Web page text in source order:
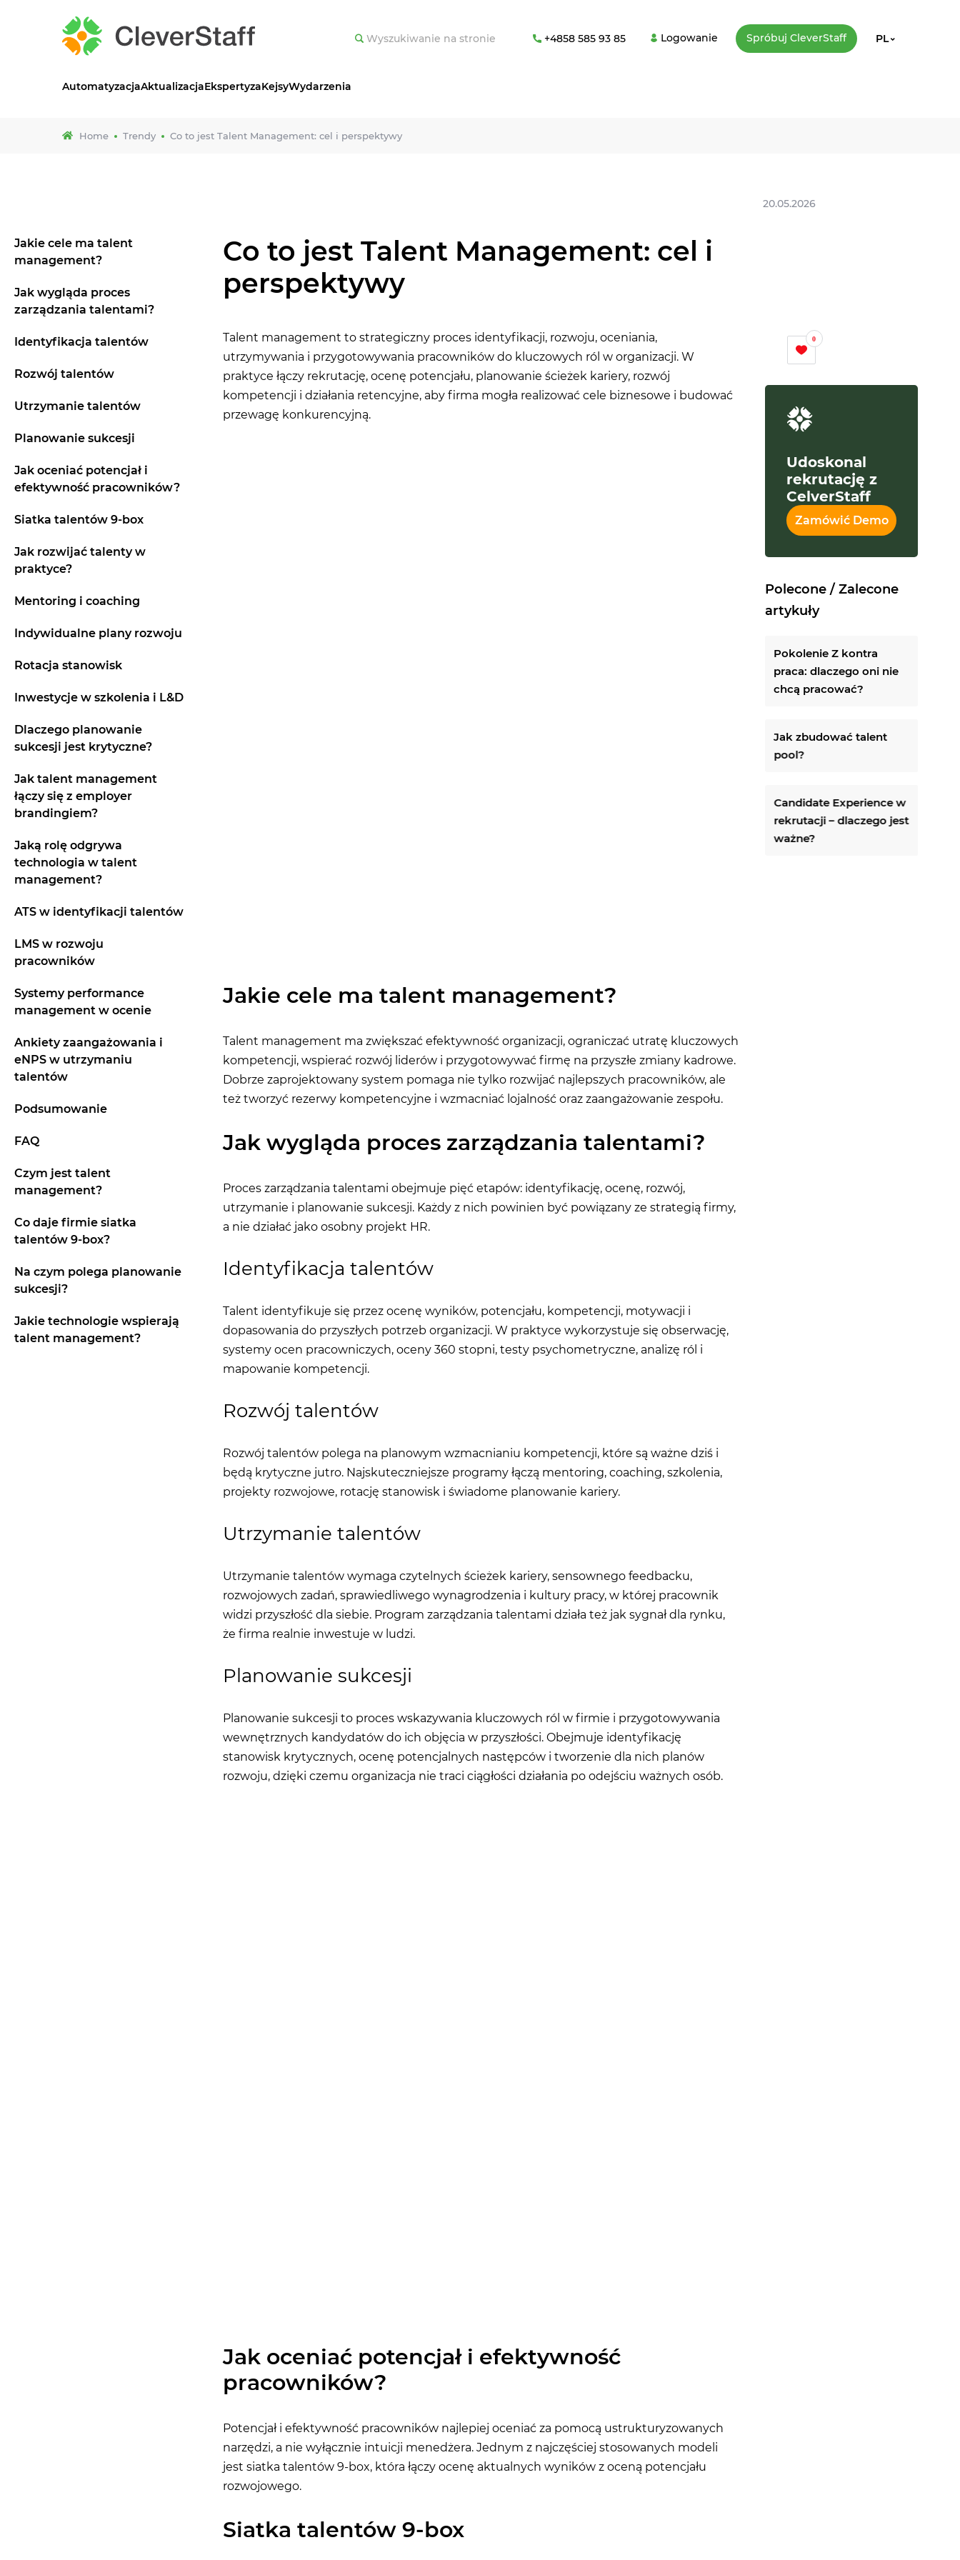
+4858 585 93 85 Logowanie Spróbuj CleverStaff PL
AutomatyzacjaAktualizacjaЕkspertyzaKejsyWydarzenia
Home Trendy Co to jest Talent Management: cel i perspektywy
20.05.2026
Co to jest Talent Management: cel i
perspektywy
Talent management to strategiczny proces identyfikacji, rozwoju, oceniania,
utrzymywania i przygotowywania pracowników do kluczowych ról w organizacji. W
praktyce łączy rekrutację, ocenę potencjału, planowanie ścieżek kariery, rozwój
kompetencji i działania retencyjne, aby firma mogła realizować cele biznesowe i budować
przewagę konkurencyjną.
Jakie cele ma talent management?
Talent management ma zwiększać efektywność organizacji, ograniczać utratę kluczowych
kompetencji, wspierać rozwój liderów i przygotowywać firmę na przyszłe zmiany kadrowe.
Dobrze zaprojektowany system pomaga nie tylko rozwijać najlepszych pracowników, ale
też tworzyć rezerwy kompetencyjne i wzmacniać lojalność oraz zaangażowanie zespołu.
Jak wygląda proces zarządzania talentami?
Proces zarządzania talentami obejmuje pięć etapów: identyfikację, ocenę, rozwój,
utrzymanie i planowanie sukcesji. Każdy z nich powinien być powiązany ze strategią firmy,
a nie działać jako osobny projekt HR.
Identyfikacja talentów
Talent identyfikuje się przez ocenę wyników, potencjału, kompetencji, motywacji i
dopasowania do przyszłych potrzeb organizacji. W praktyce wykorzystuje się obserwację,
systemy ocen pracowniczych, oceny 360 stopni, testy psychometryczne, analizę ról i
mapowanie kompetencji.
Rozwój talentów
Rozwój talentów polega na planowym wzmacnianiu kompetencji, które są ważne dziś i
będą krytyczne jutro. Najskuteczniejsze programy łączą mentoring, coaching, szkolenia,
projekty rozwojowe, rotację stanowisk i świadome planowanie kariery.
Utrzymanie talentów
Utrzymanie talentów wymaga czytelnych ścieżek kariery, sensownego feedbacku,
rozwojowych zadań, sprawiedliwego wynagrodzenia i kultury pracy, w której pracownik
widzi przyszłość dla siebie. Program zarządzania talentami działa też jak sygnał dla rynku,
że firma realnie inwestuje w ludzi.
Planowanie sukcesji
Planowanie sukcesji to proces wskazywania kluczowych ról w firmie i przygotowywania
wewnętrznych kandydatów do ich objęcia w przyszłości. Obejmuje identyfikację
stanowisk krytycznych, ocenę potencjalnych następców i tworzenie dla nich planów
rozwoju, dzięki czemu organizacja nie traci ciągłości działania po odejściu ważnych osób.
Jak oceniać potencjał i efektywność
pracowników?
Potencjał i efektywność pracowników najlepiej oceniać za pomocą ustrukturyzowanych
narzędzi, a nie wyłącznie intuicji menedżera. Jednym z najczęściej stosowanych modeli
jest siatka talentów 9-box, która łączy ocenę aktualnych wyników z oceną potencjału
rozwojowego.
Siatka talentów 9-box
0
Udoskonal
rekrutację z
CelverStaff
Zamówić Demo
Polecone / Zalecone
artykuły
Pokolenie Z kontra
praca: dlaczego oni nie
chcą pracować?
Jak zbudować talent
pool?
Candidate Experience w
rekrutacji – dlaczego jest
ważne?
Jakie cele ma talent
management?
Jak wygląda proces
zarządzania talentami?
Identyfikacja talentów
Rozwój talentów
Utrzymanie talentów
Planowanie sukcesji
Jak oceniać potencjał i
efektywność pracowników?
Siatka talentów 9-box
Jak rozwijać talenty w
praktyce?
Mentoring i coaching
Indywidualne plany rozwoju
Rotacja stanowisk
Inwestycje w szkolenia i L&D
Dlaczego planowanie
sukcesji jest krytyczne?
Jak talent management
łączy się z employer
brandingiem?
Jaką rolę odgrywa
technologia w talent
management?
ATS w identyfikacji talentów
LMS w rozwoju
pracowników
Systemy performance
management w ocenie
Ankiety zaangażowania i
eNPS w utrzymaniu
talentów
Podsumowanie
FAQ
Czym jest talent
management?
Co daje firmie siatka
talentów 9-box?
Na czym polega planowanie
sukcesji?
Jakie technologie wspierają
talent management?